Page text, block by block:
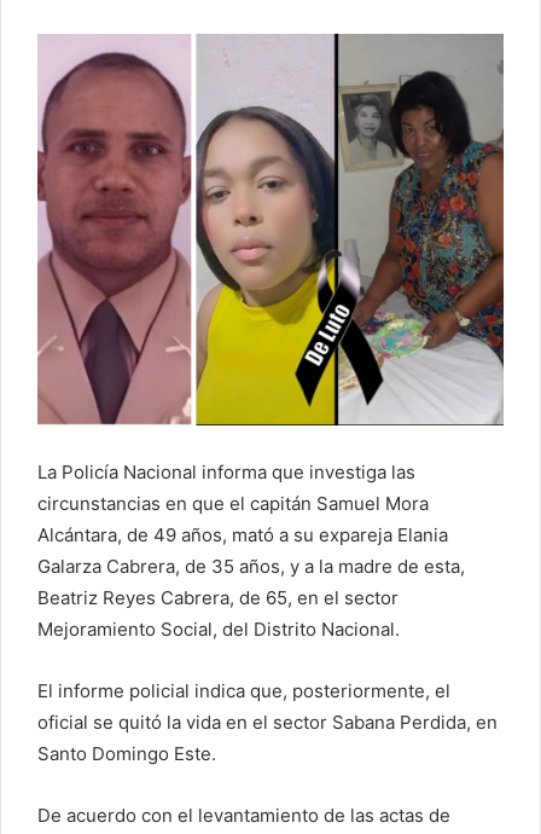
La Policía Nacional informa que investiga las
circunstancias en que el capitán Samuel Mora
Alcántara, de 49 años, mató a su expareja Elania
Galarza Cabrera, de 35 años, y a la madre de esta,
Beatriz Reyes Cabrera, de 65, en el sector
Mejoramiento Social, del Distrito Nacional.
El informe policial indica que, posteriormente, el
oficial se quitó la vida en el sector Sabana Perdida, en
Santo Domingo Este.
De acuerdo con el levantamiento de las actas de